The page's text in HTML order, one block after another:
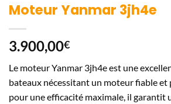
Moteur Yanmar 3jh4e
3.900,00€
Le moteur Yanmar 3jh4e est une
bateaux nécessitant un moteur fiable et
pour une efficacité maximale, il garantit